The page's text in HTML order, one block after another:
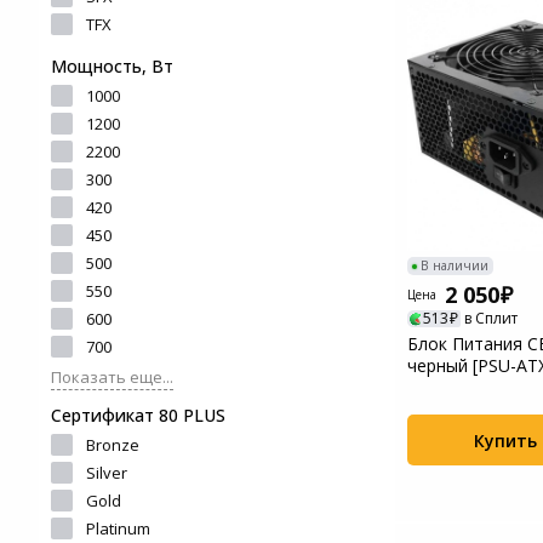
TFX
Мощность, Вт
1000
1200
2200
300
420
450
500
550
600
700
Показать еще...
Сертификат 80 PLUS
Bronze
Silver
Gold
Platinum
В наличии
Цена
2 050
513 в Сплит
Блок Питания
черный [PSU-
Купить
Игровые аксессуары
Программное
Светофильтры
Цифровые фоторамки
Устройства
и ремонта
Наручные часы
Товары для дачи и сада
Музыкальные
инструменты
Канцтовары
Аксессуары
Умный дом
Торговое оборудование
Системы безопасности